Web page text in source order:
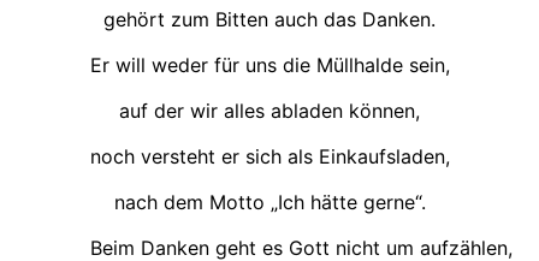
gehört zum Bitten auch das Danken.
Er will weder für uns die Müllhalde sein,
auf der wir alles abladen können,
noch versteht er sich als Einkaufsladen,
nach dem Motto „Ich hätte gerne“.
Beim Danken geht es Gott nicht um aufzählen,